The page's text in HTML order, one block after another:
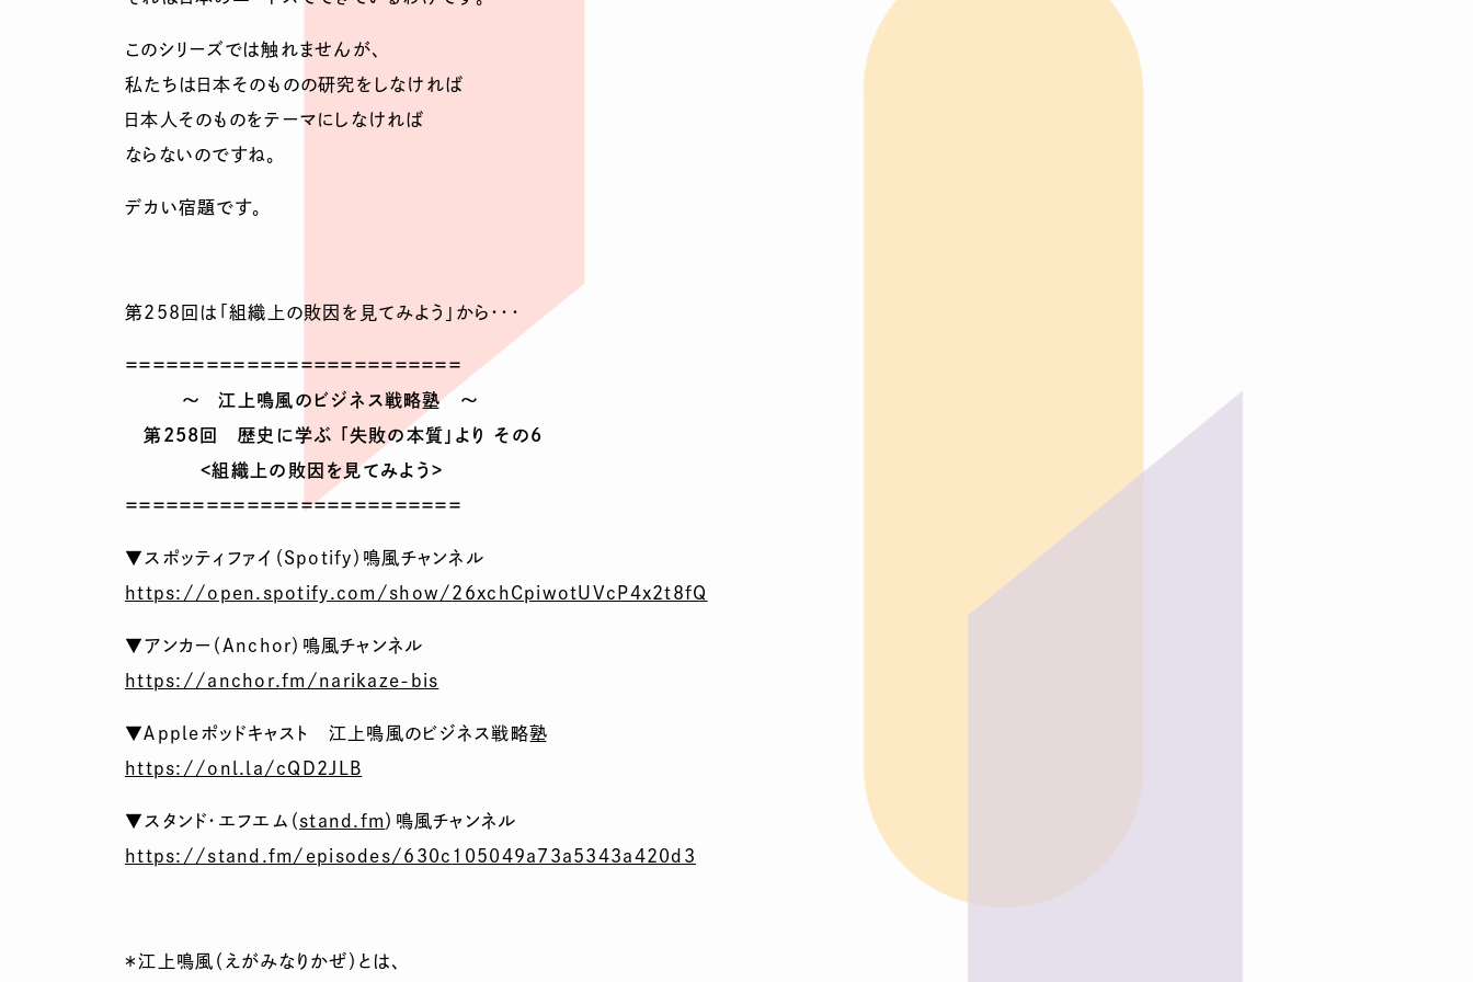
このシリーズでは触れませんが、
私たちは日本そのものの研究をしなければ
日本人そのものをテーマにしなければ
ならないのですね。
デカい宿題です。
第258回は「組織上の敗因を見てみよう」から・・・
＝＝＝＝＝＝＝＝＝＝＝＝＝＝＝＝＝＝＝＝＝＝＝＝＝
～ 江上鳴風のビジネス戦略塾 ～
第258回 歴史に学ぶ 「失敗の本質」より その6
<組織上の敗因を見てみよう>
＝＝＝＝＝＝＝＝＝＝＝＝＝＝＝＝＝＝＝＝＝＝＝＝＝
▼スポッティファイ（Spotify）鳴風チャンネル
https://open.spotify.com/show/ 26xchCpiwotUVcP4x2t8fQ
▼アンカー（Anchor）鳴風チャンネル
https://anchor.fm/narikaze-bis
▼Ａppleポッドキャスト 江上鳴風のビジネス戦略塾
https://onl.la/cQD2JLB
▼スタンド・エフエム（ stand.fm ）鳴風チャンネル
https://stand.fm/episodes/630c 105049a73a5343a420d3
＊江上鳴風（えがみなりかぜ）とは、